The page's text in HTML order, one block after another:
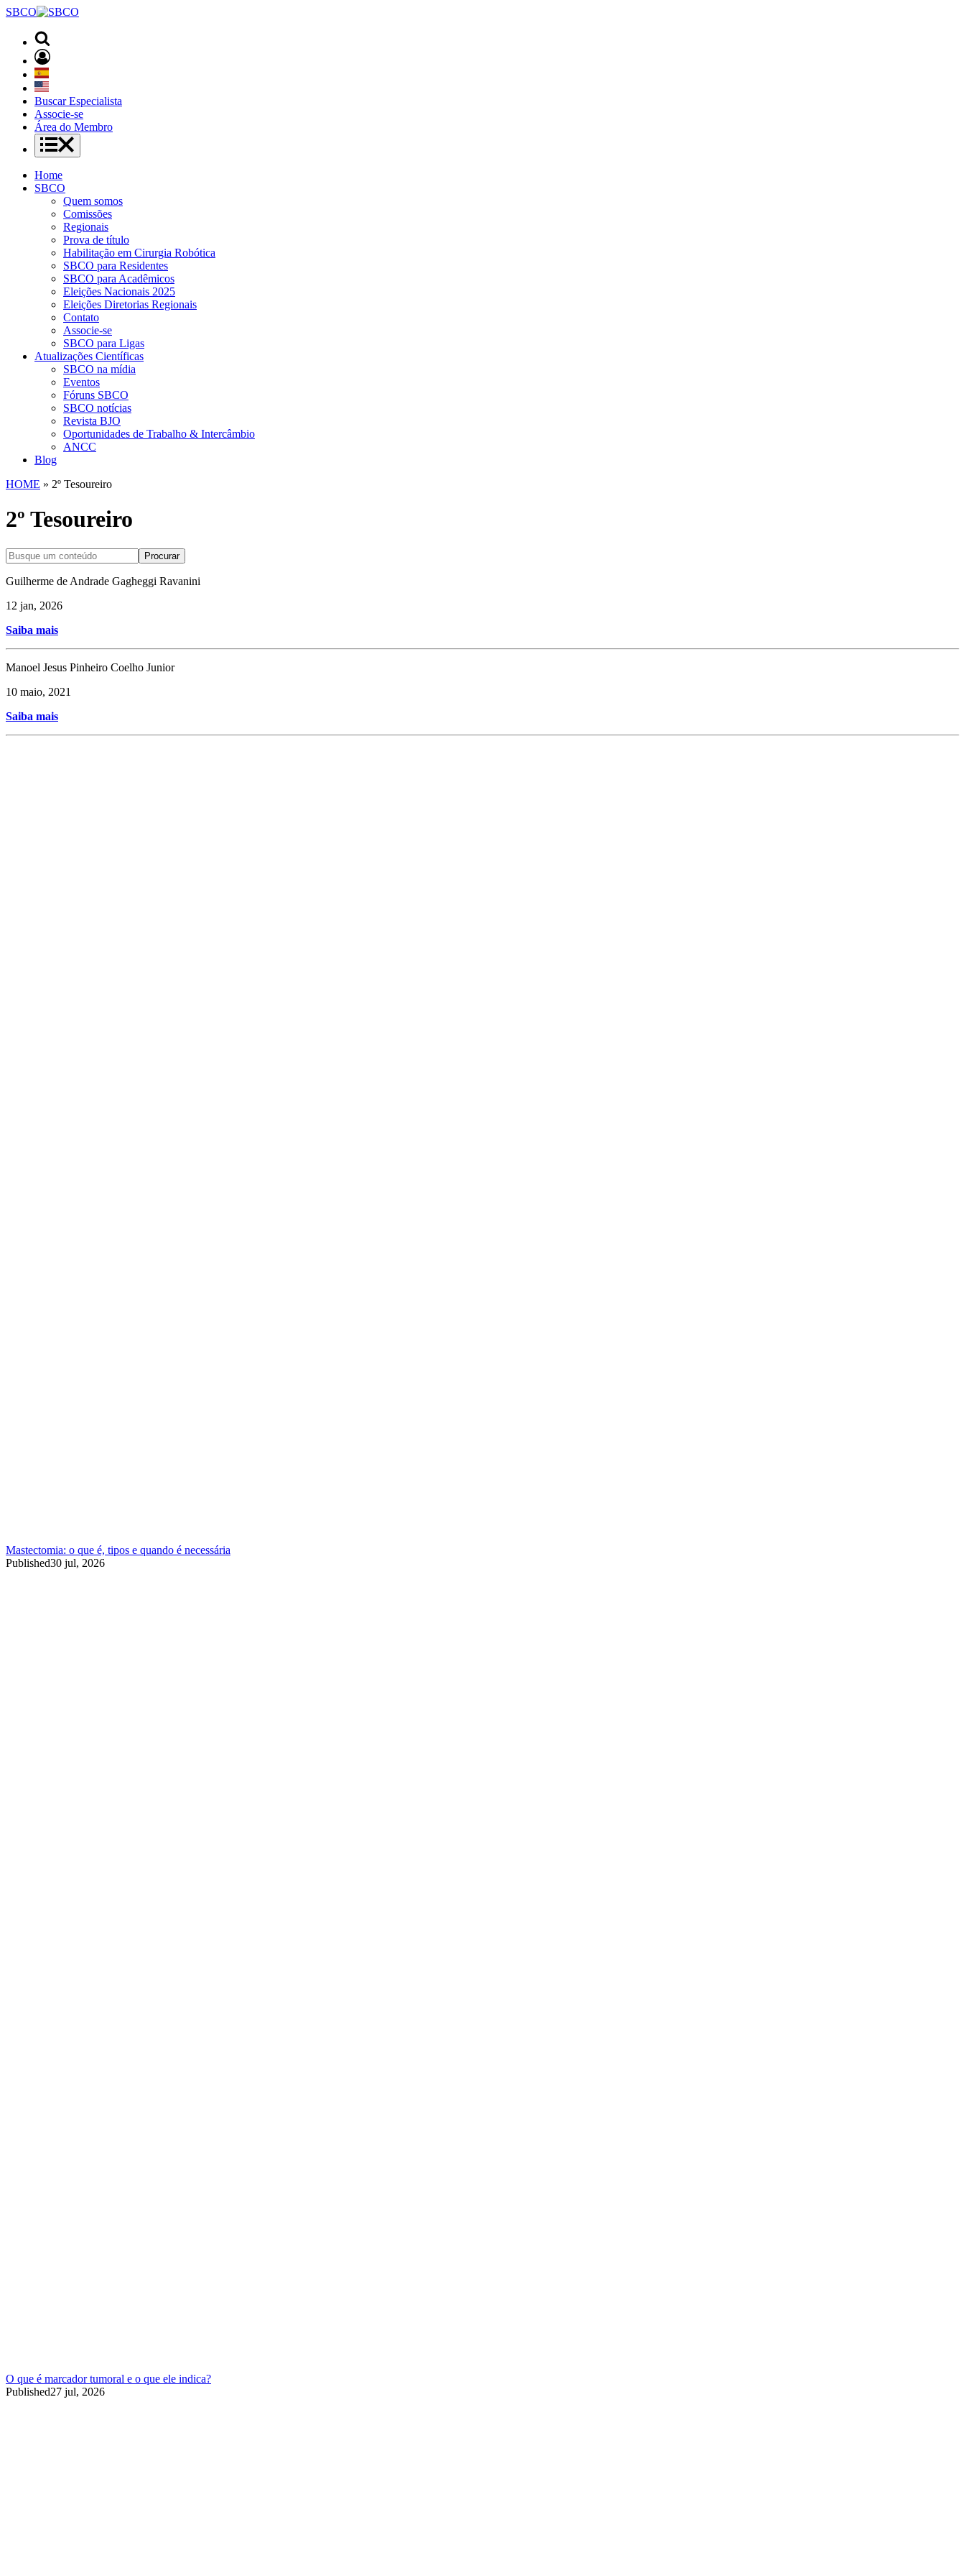
SBCO
Buscar Especialista
Associe-se
Área do Membro
Home
SBCO
Quem somos
Comissões
Regionais
Prova de título
Habilitação em Cirurgia Robótica
SBCO para Residentes
SBCO para Acadêmicos
Eleições Nacionais 2025
Eleições Diretorias Regionais
Contato
Associe-se
SBCO para Ligas
Atualizações Científicas
SBCO na mídia
Eventos
Fóruns SBCO
SBCO notícias
Revista BJO
Oportunidades de Trabalho & Intercâmbio
ANCC
Blog
HOME » 2º Tesoureiro
2º Tesoureiro
Procurar
Guilherme de Andrade Gagheggi Ravanini
12 jan, 2026
Saiba mais
Manoel Jesus Pinheiro Coelho Junior
10 maio, 2021
Saiba mais
Mastectomia: o que é, tipos e quando é necessária
Published30 jul, 2026
O que é marcador tumoral e o que ele indica?
Published27 jul, 2026